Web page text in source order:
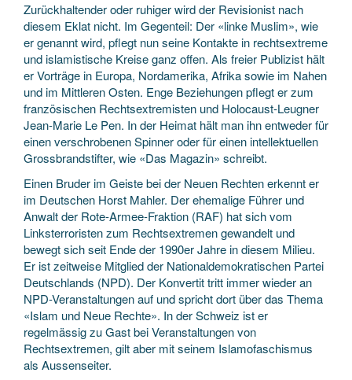
Zurückhaltender oder ruhiger wird der Revisionist nach
diesem Eklat nicht. Im Gegenteil: Der «linke Muslim», wie
er genannt wird, pflegt nun seine Kontakte in rechtsextreme
und islamistische Kreise ganz offen. Als freier Publizist hält
er Vorträge in Europa, Nordamerika, Afrika sowie im Nahen
und im Mittleren Osten. Enge Beziehungen pflegt er zum
französischen Rechtsextremisten und Holocaust-Leugner
Jean-Marie Le Pen. In der Heimat hält man ihn entweder für
einen verschrobenen Spinner oder für einen intellektuellen
Grossbrandstifter, wie «Das Magazin» schreibt.
Einen Bruder im Geiste bei der Neuen Rechten erkennt er
im Deutschen Horst Mahler. Der ehemalige Führer und
Anwalt der Rote-Armee-Fraktion (RAF) hat sich vom
Linksterroristen zum Rechtsextremen gewandelt und
bewegt sich seit Ende der 1990er Jahre in diesem Milieu.
Er ist zeitweise Mitglied der Nationaldemokratischen Partei
Deutschlands (NPD). Der Konvertit tritt immer wieder an
NPD-Veranstaltungen auf und spricht dort über das Thema
«Islam und Neue Rechte». In der Schweiz ist er
regelmässig zu Gast bei Veranstaltungen von
Rechtsextremen, gilt aber mit seinem Islamofaschismus
als Aussenseiter.